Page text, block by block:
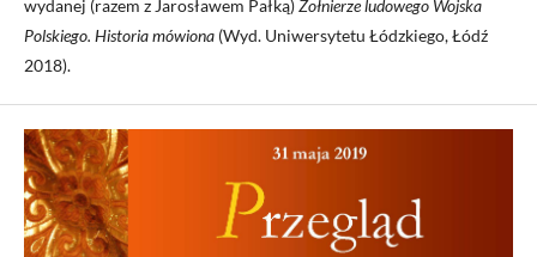
wydanej (razem z Jarosławem Pałką)Żołnierze ludowego Wojska
Polskiego. Historia mówiona (Wyd. Uniwersytetu Łódzkiego, Łódź
2018).